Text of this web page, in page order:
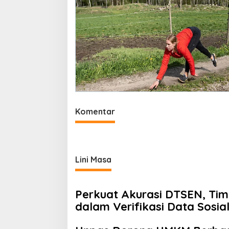
Komentar
Lini Masa
Perkuat Akurasi DTSEN,
dalam Verifikasi Data Sosial